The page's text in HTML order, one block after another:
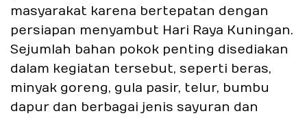
masyarakat karena bertepatan dengan
persiapan menyambut Hari Raya Kuningan.
Sejumlah bahan pokok penting disediakan
dalam kegiatan tersebut, seperti beras,
minyak goreng, gula pasir, telur, bumbu
dapur dan berbagai jenis sayuran dan